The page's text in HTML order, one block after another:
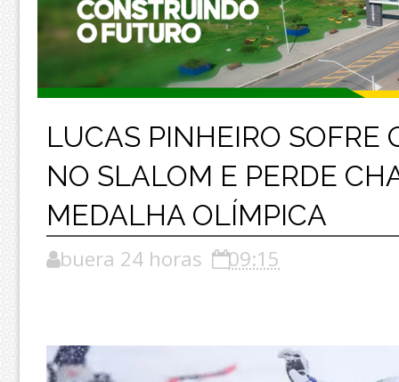
LUCAS PINHEIRO SOFRE
NO SLALOM E PERDE
MEDALHA OLÍMPICA
buera 24 horas 09:15